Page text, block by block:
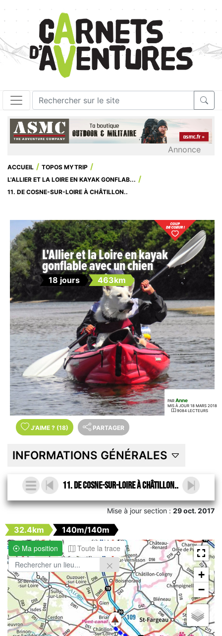
Annonce
ACCUEIL
TOPOS MYTRIP
L'ALLIER ET LA LOIRE EN KAYAK GONFLAB...
11. DE COSNE-SUR-LOIRE À CHÂTILLON..
L'Allier et la Loire en kayak
gonflable avec un chien
18 jours 463km
PAR Anne
MIS À JOUR 18 MARS 2018
9084 LECTEURS
J'AIME ? (18) PARTAGER
INFORMATIONS GÉNÉRALES
11. De Cosne-sur-Loire à Châtillon..
Mise à jour section :29 oct. 2017
32.4km
140m/140m
Ma position
Toute la trace
+
−